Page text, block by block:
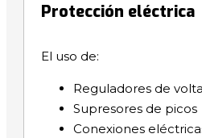
Protección eléctrica
El uso de:
Reguladores de
Supresores de picos
Conexiones